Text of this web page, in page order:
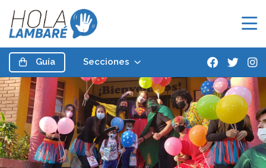
Guía Secciones